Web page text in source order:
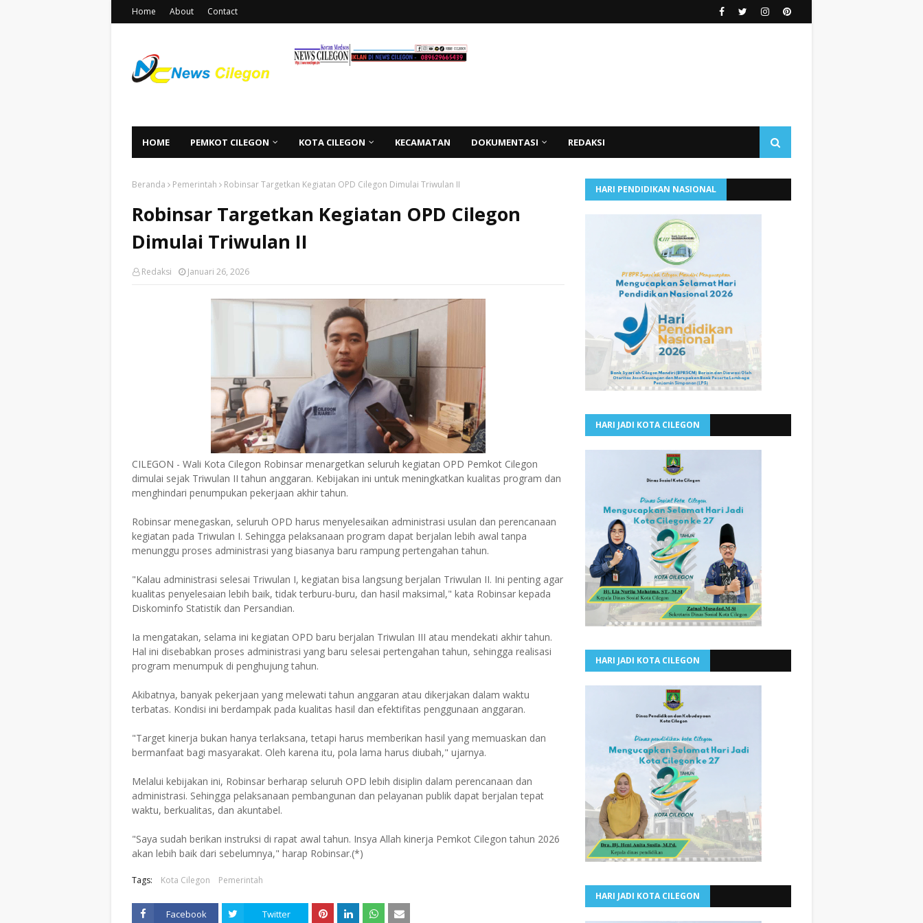
Home About Contact
HOME PEMKOT CILEGON KOTA CILEGON KECAMATAN DOKUMENTASI REDAKSI
Beranda Pemerintah Robinsar Targetkan Kegiatan OPD Cilegon Dimulai Triwulan II
Robinsar Targetkan Kegiatan OPD Cilegon
Dimulai Triwulan II
Redaksi Januari 26, 2026
CILEGON - Wali Kota Cilegon Robinsar menargetkan seluruh kegiatan OPD Pemkot Cilegon
dimulai sejak Triwulan II tahun anggaran. Kebijakan ini untuk meningkatkan kualitas program dan
menghindari penumpukan pekerjaan akhir tahun.
Robinsar menegaskan, seluruh OPD harus menyelesaikan administrasi usulan dan perencanaan
kegiatan pada Triwulan I. Sehingga pelaksanaan program dapat berjalan lebih awal tanpa
menunggu proses administrasi yang biasanya baru rampung pertengahan tahun.
"Kalau administrasi selesai Triwulan I, kegiatan bisa langsung berjalan Triwulan II. Ini penting agar
kualitas penyelesaian lebih baik, tidak terburu-buru, dan hasil maksimal," kata Robinsar kepada
Diskominfo Statistik dan Persandian.
Ia mengatakan, selama ini kegiatan OPD baru berjalan Triwulan III atau mendekati akhir tahun.
Hal ini disebabkan proses administrasi yang baru selesai pertengahan tahun, sehingga realisasi
program menumpuk di penghujung tahun.
Akibatnya, banyak pekerjaan yang melewati tahun anggaran atau dikerjakan dalam waktu
terbatas. Kondisi ini berdampak pada kualitas hasil dan efektifitas penggunaan anggaran.
"Target kinerja bukan hanya terlaksana, tetapi harus memberikan hasil yang memuaskan dan
bermanfaat bagi masyarakat. Oleh karena itu, pola lama harus diubah," ujarnya.
Melalui kebijakan ini, Robinsar berharap seluruh OPD lebih disiplin dalam perencanaan dan
administrasi. Sehingga pelaksanaan pembangunan dan pelayanan publik dapat berjalan tepat
waktu, berkualitas, dan akuntabel.
"Saya sudah berikan instruksi di rapat awal tahun. Insya Allah kinerja Pemkot Cilegon tahun 2026
akan lebih baik dari sebelumnya," harap Robinsar.(*)
Tags: Kota Cilegon Pemerintah
Facebook Twitter
HARI PENDIDIKAN NASIONAL
HARI JADI KOTA CILEGON
HARI JADI KOTA CILEGON
HARI JADI KOTA CILEGON